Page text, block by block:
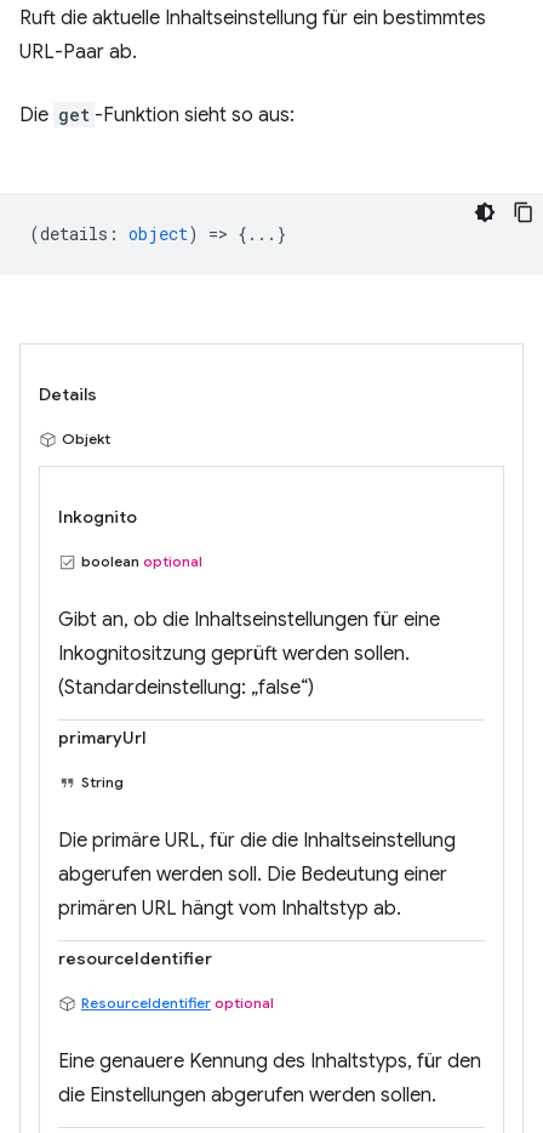
Ruft die aktuelle Inhaltseinstellung für ein bestimmtes
URL-Paar ab.
Die get -Funktion sieht so aus:
(details : object) => {...}
Details
Objekt
Inkognito
boolean optional
Gibt an, ob die Inhaltseinstellungen für eine
Inkognitositzung geprüft werden sollen.
(Standardeinstellung: „false“)
primaryUrl
String
Die primäre URL, für die die Inhaltseinstellung
abgerufen werden soll. Die Bedeutung einer
primären URL hängt vom Inhaltstyp ab.
resourceIdentifier
ResourceIdentifier optional
Eine genauere Kennung des Inhaltstyps, für den
die Einstellungen abgerufen werden sollen.